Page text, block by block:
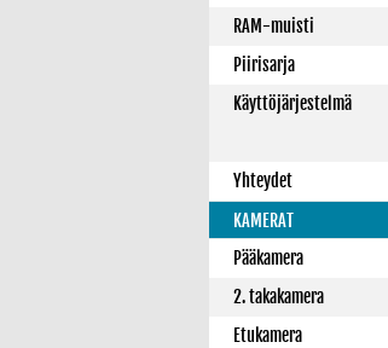
RAM-muisti
Piirisarja
Käyttöjärjestelmä
Yhteydet
KAMERAT
Pääkamera
2. takakamera
Etukamera